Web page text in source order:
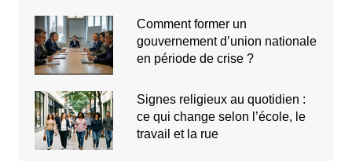
Comment former un
gouvernement d’union nationale
en période de crise ?
Signes religieux au quotidien :
ce qui change selon l’école, le
travail et la rue